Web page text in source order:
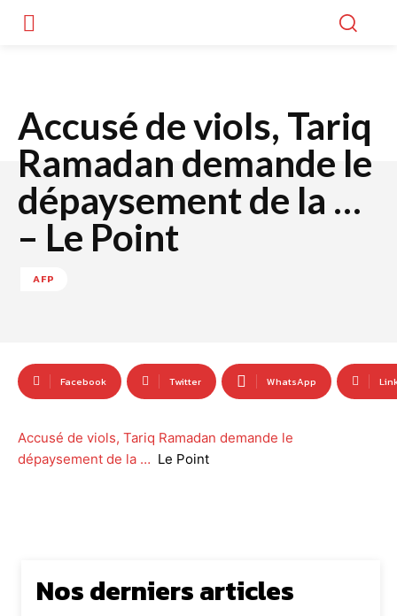
Accusé de viols, Tariq
Ramadan demande le
dépaysement de la …
– Le Point
AFP
Facebook Twitter WhatsApp
Accusé de viols, Tariq Ramadan demande le
dépaysement de la … Le Point
Nos derniers articles